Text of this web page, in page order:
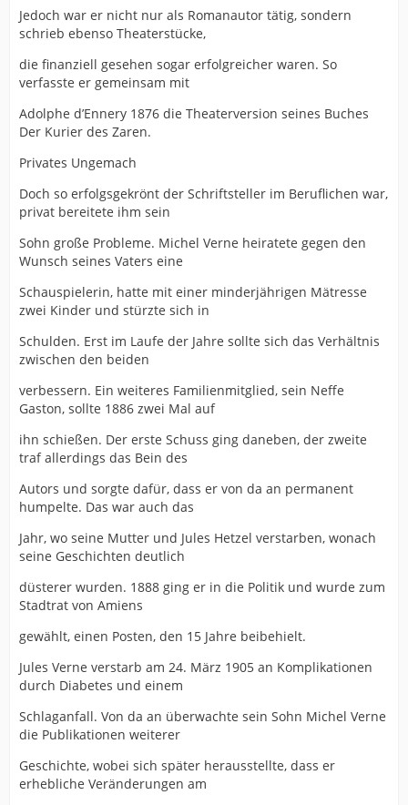
Jedoch war er nicht nur als Romanautor tätig, sondern
schrieb ebenso Theaterstücke,
die finanziell gesehen sogar erfolgreicher waren. So
verfasste er gemeinsam mit
Adolphe d’Ennery 1876 die Theaterversion seines Buches
Der Kurier des Zaren.
Privates Ungemach
Doch so erfolgsgekrönt der Schriftsteller im Beruflichen war,
privat bereitete ihm sein
Sohn große Probleme. Michel Verne heiratete gegen den
Wunsch seines Vaters eine
Schauspielerin, hatte mit einer minderjährigen Mätresse
zwei Kinder und stürzte sich in
Schulden. Erst im Laufe der Jahre sollte sich das Verhältnis
zwischen den beiden
verbessern. Ein weiteres Familienmitglied, sein Neffe
Gaston, sollte 1886 zwei Mal auf
ihn schießen. Der erste Schuss ging daneben, der zweite
traf allerdings das Bein des
Autors und sorgte dafür, dass er von da an permanent
humpelte. Das war auch das
Jahr, wo seine Mutter und Jules Hetzel verstarben, wonach
seine Geschichten deutlich
düsterer wurden. 1888 ging er in die Politik und wurde zum
Stadtrat von Amiens
gewählt, einen Posten, den 15 Jahre beibehielt.
Jules Verne verstarb am 24. März 1905 an Komplikationen
durch Diabetes und einem
Schlaganfall. Von da an überwachte sein Sohn Michel Verne
die Publikationen weiterer
Geschichte, wobei sich später herausstellte, dass er
erhebliche Veränderungen am